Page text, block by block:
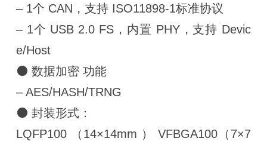
– 1个 CAN，支持 ISO11898-1标准协议
– 1个 USB 2.0 FS，内置 PHY，支持 Devic
e/Host
⚫ 数据加密 功能
– AES/HASH/TRNG
⚫ 封装形式：
LQFP100 （14×14mm ） VFBGA100（7×7